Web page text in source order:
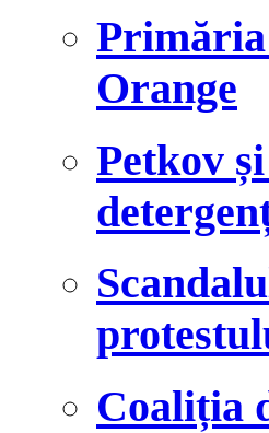
Primăria
Orange
Petkov
Coaliția